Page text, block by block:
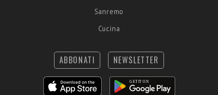
Sanremo
Cucina
ABBONATI NEWSLETTER